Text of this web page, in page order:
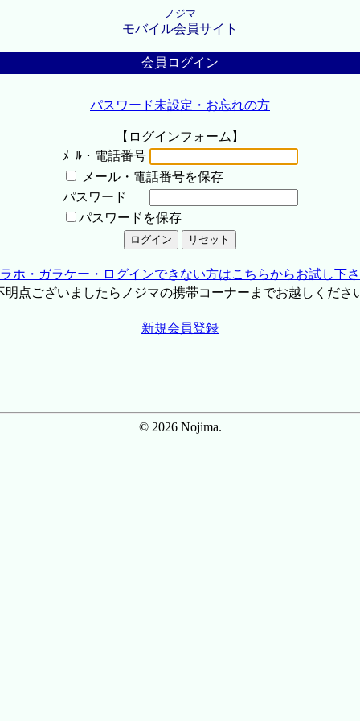
ノジマ
モバイル会員サイト
会員ログイン
パスワード未設定・お忘れの方
【ログインフォーム】
ﾒｰﾙ・電話番号
メール・電話番号を保存
パスワード
パスワードを保存
ホ・ガラケー・ログインできない方はこちらからお試し下
点ございましたらノジマの携帯コーナーまでお越しくださ
新規会員登録
© 2026 Nojima.